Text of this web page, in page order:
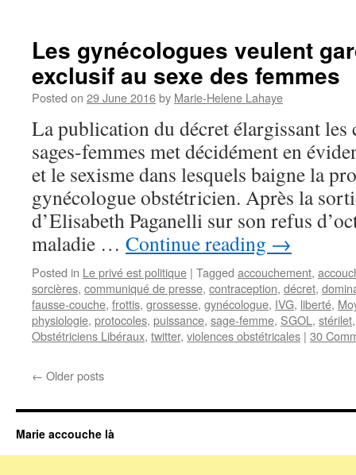
Les gynécologues veulent
exclusif au sexe des femmes
Posted on 29 June 2016by Marie-Helene Lahaye
La publication du décret élargissant les
sages-femmes met décidément en
et le sexisme dans lesquels baigne la
gynécologue obstétricien. Après la
d’Elisabeth Paganelli sur son refus
maladie … Continue reading →
Posted in Le privé est politique | Tagged accouchement,
sorcières, communiqué de presse, contraception, décret,
fausse-couche, frottis, grossesse, gynécologue, IVG, liberté,
physiologie, protocoles, puissance, sage-femme, SGOL , stérilet
Obstétriciens Libéraux, twitter, violences obstétricales | 30
← Older posts
Marie accouche là